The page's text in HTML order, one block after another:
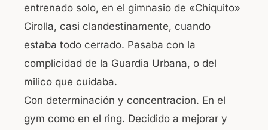
entrenado solo, en el gimnasio de «Chiquito»
Cirolla, casi clandestinamente, cuando
estaba todo cerrado. Pasaba con la
complicidad de la Guardia Urbana, o del
milico que cuidaba.
Con determinación y concentracion. En el
gym como en el ring. Decidido a mejorar y